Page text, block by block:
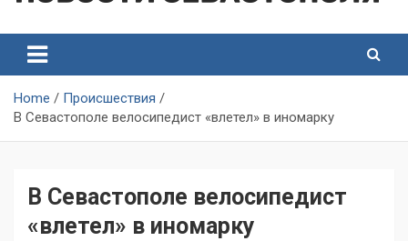
Севастополя
Севастополя
Home
Происшествия
В Севастополе велосипедист «влетел» в иномарку
В Севастополе велосипедист
«влетел» в иномарку